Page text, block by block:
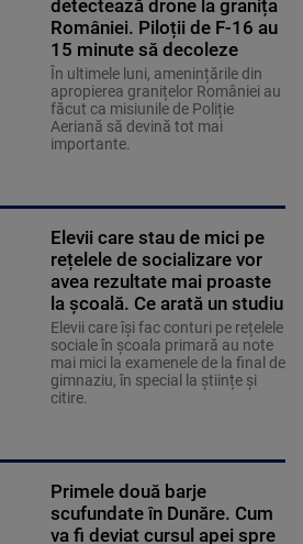
detectează drone la granița
României. Piloții de F-16 au
15 minute să decoleze
În ultimele luni, amenințările din
apropierea granițelor României au
făcut ca misiunile de Poliție
Aeriană să devină tot mai
importante.
Elevii care stau de mici pe
rețelele de socializare vor
avea rezultate mai proaste
la școală. Ce arată un studiu
Elevii care îşi fac conturi pe rețelele
sociale în școala primară au note
mai mici la examenele de la final de
gimnaziu, în special la științe și
citire.
Primele două barje
scufundate în Dunăre. Cum
va fi deviat cursul apei spre